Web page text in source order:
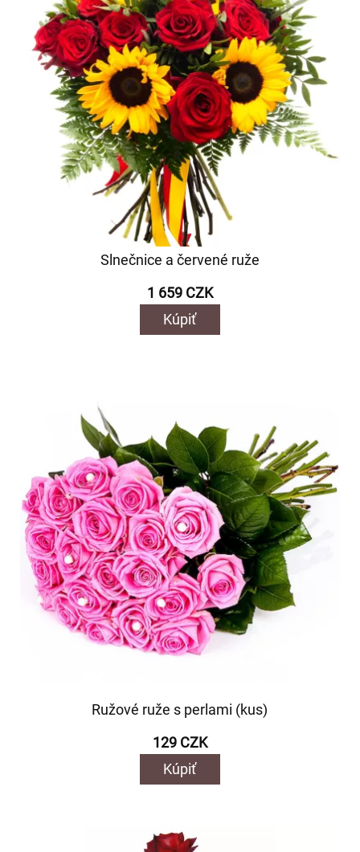
Slnečnice a červené ruže
1 659 CZK
Kúpiť
Ružové ruže s perlami (kus)
129 CZK
Kúpiť